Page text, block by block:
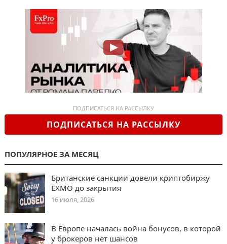
ПОДПИСАТЬСЯ НА РАССЫЛКУ
ПОДПИСАТЬСЯ НА РАССЫЛКУ
ПОПУЛЯРНОЕ ЗА МЕСЯЦ
Британские санкции довели криптобиржу
EXMO до закрытия
16 июля, 2026
В Европе началась война бонусов, в которой
у брокеров нет шансов